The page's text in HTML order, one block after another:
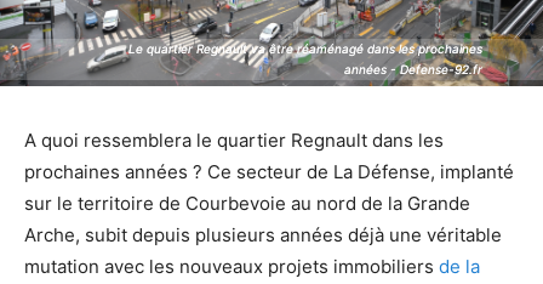
Le quartier Regnault va être réaménagé dans les prochaines
années - Defense-92.fr
Le quartier Regnault va être réaménagé dans les prochaines
années - Defense-92.fr
A quoi ressemblera le quartier Regnault dans les
prochaines années ? Ce secteur de La Défense, implanté
sur le territoire de Courbevoie au nord de la Grande
Arche, subit depuis plusieurs années déjà une véritable
mutation avec les nouveaux projets immobiliers de la